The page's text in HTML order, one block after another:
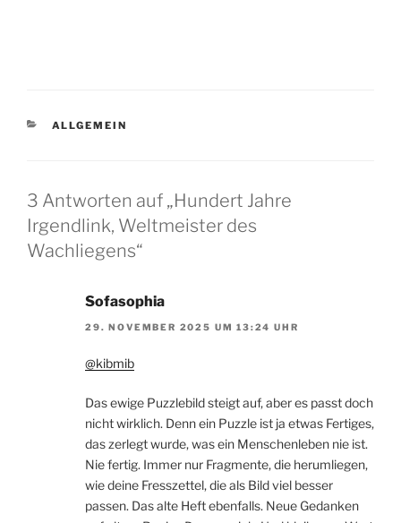
KATEGORIEN
ALLGEMEIN
3 Antworten auf „Hundert Jahre
Irgendlink, Weltmeister des
Wachliegens“
Sofasophia
29. NOVEMBER 2025 UM 13:24 UHR
@kibmib
Das ewige Puzzlebild steigt auf, aber es passt doch
nicht wirklich. Denn ein Puzzle ist ja etwas Fertiges,
das zerlegt wurde, was ein Menschenleben nie ist.
Nie fertig. Immer nur Fragmente, die herumliegen,
wie deine Fresszettel, die als Bild viel besser
passen. Das alte Heft ebenfalls. Neue Gedanken